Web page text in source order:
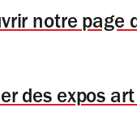
notre page
des expos